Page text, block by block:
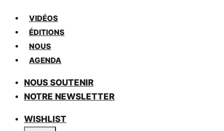
VIDÉOS
ÉDITIONS
NOUS
AGENDA
NOUS SOUTENIR
NOTRE NEWSLETTER
WISHLIST